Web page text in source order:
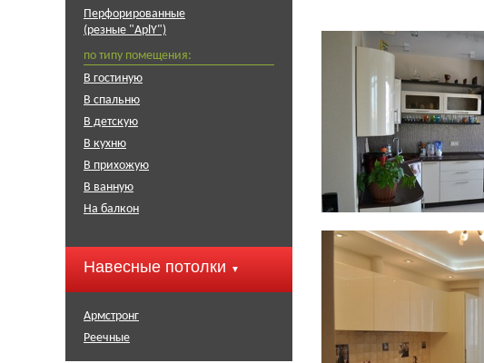
Перфорированные
(резные "АplY")
по типу помещения:
В гостиную
В спальню
В детскую
В кухню
В прихожую
В ванную
На балкон
Навесные потолки ▼
Армстронг
Реечные